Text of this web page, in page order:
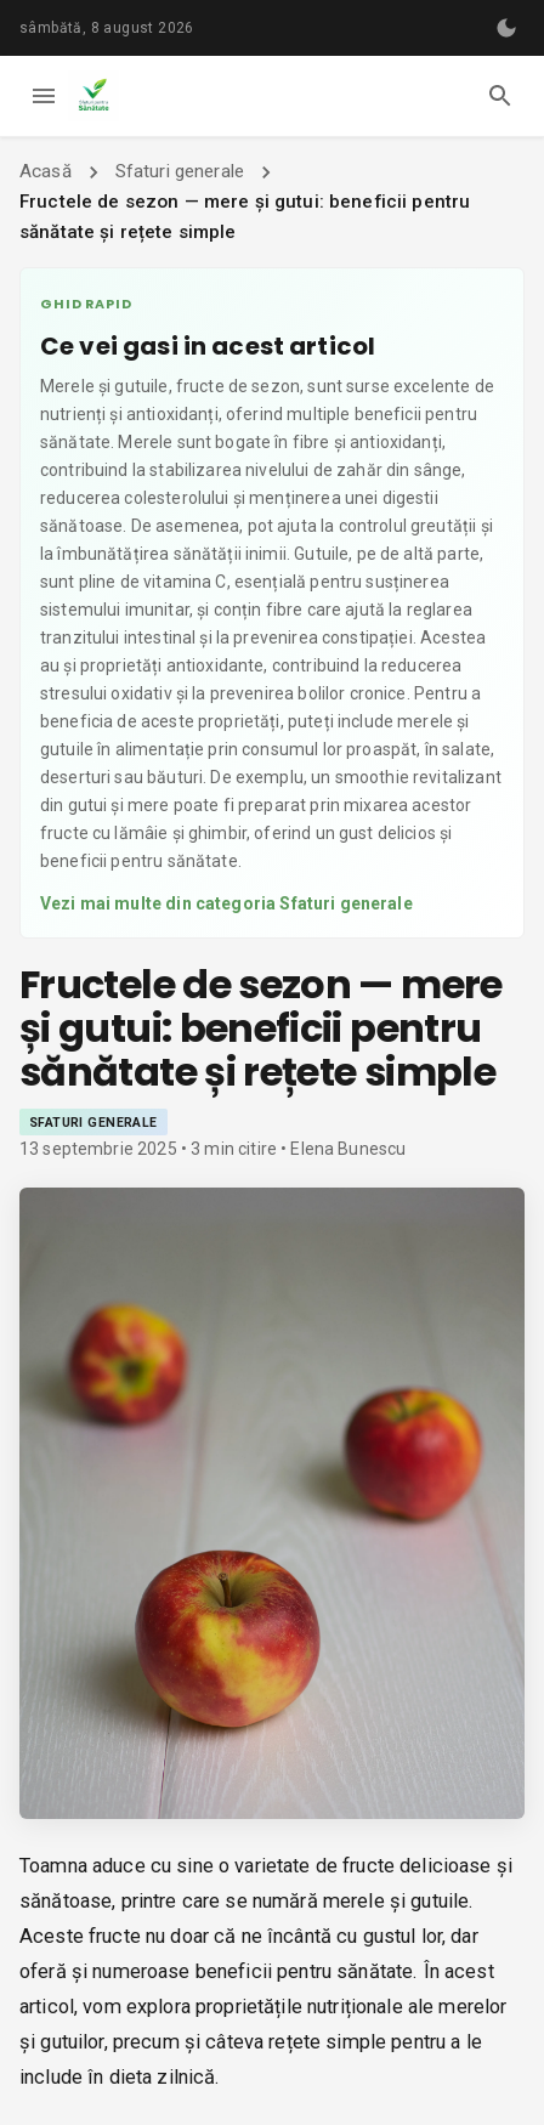
sâmbătă, 8 august 2026
Acasă
Sfaturi generale
Fructele de sezon — mere și gutui: beneficii pentru
sănătate și rețete simple
GHID RAPID
Ce vei gasi in acest articol
Merele și gutuile, fructe de sezon, sunt surse excelente de
nutrienți și antioxidanți, oferind multiple beneficii pentru
sănătate. Merele sunt bogate în fibre și antioxidanți,
contribuind la stabilizarea nivelului de zahăr din sânge,
reducerea colesterolului și menținerea unei digestii
sănătoase. De asemenea, pot ajuta la controlul greutății și
la îmbunătățirea sănătății inimii. Gutuile, pe de altă parte,
sunt pline de vitamina C, esențială pentru susținerea
sistemului imunitar, și conțin fibre care ajută la reglarea
tranzitului intestinal și la prevenirea constipației. Acestea
au și proprietăți antioxidante, contribuind la reducerea
stresului oxidativ și la prevenirea bolilor cronice. Pentru a
beneficia de aceste proprietăți, puteți include merele și
gutuile în alimentație prin consumul lor proaspăt, în salate,
deserturi sau băuturi. De exemplu, un smoothie revitalizant
din gutui și mere poate fi preparat prin mixarea acestor
fructe cu lămâie și ghimbir, oferind un gust delicios și
beneficii pentru sănătate.
Vezi mai multe din categoriaSfaturi generale
Fructele de sezon — mere
și gutui: beneficii pentru
sănătate și rețete simple
SFATURI GENERALE
13 septembrie 2025 • 3 min citire • Elena Bunescu
Toamna aduce cu sine o varietate de fructe delicioase și
sănătoase, printre care se numără merele și gutuile.
Aceste fructe nu doar că ne încântă cu gustul lor, dar
oferă și numeroase beneficii pentru sănătate. În acest
articol, vom explora proprietățile nutriționale ale merelor
și gutuilor, precum și câteva rețete simple pentru a le
include în dieta zilnică.